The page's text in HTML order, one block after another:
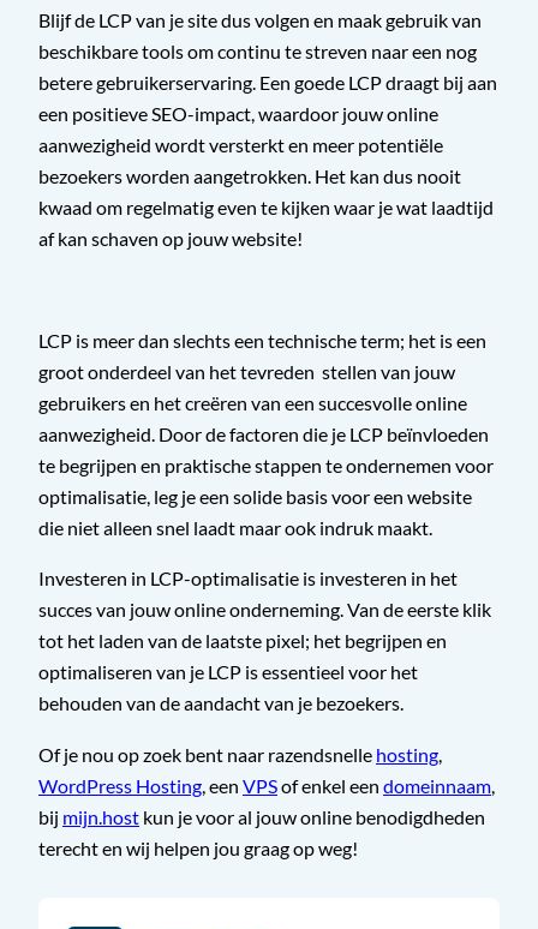
Blijf de LCP van je site dus volgen en maak gebruik van
beschikbare tools om continu te streven naar een nog
betere gebruikerservaring. Een goede LCP draagt bij aan
een positieve SEO-impact, waardoor jouw online
aanwezigheid wordt versterkt en meer potentiële
bezoekers worden aangetrokken. Het kan dus nooit
kwaad om regelmatig even te kijken waar je wat laadtijd
af kan schaven op jouw website!
LCP is meer dan slechts een technische term; het is een
groot onderdeel van het tevreden stellen van jouw
gebruikers en het creëren van een succesvolle online
aanwezigheid. Door de factoren die je LCP beïnvloeden
te begrijpen en praktische stappen te ondernemen voor
optimalisatie, leg je een solide basis voor een website
die niet alleen snel laadt maar ook indruk maakt.
Investeren in LCP-optimalisatie is investeren in het
succes van jouw online onderneming. Van de eerste klik
tot het laden van de laatste pixel; het begrijpen en
optimaliseren van je LCP is essentieel voor het
behouden van de aandacht van je bezoekers.
Of je nou op zoek bent naar razendsnelle hosting
WordPress Hosting , een VPSof enkel een domeinnaam
bij mijn.host kun je voor al jouw online benodigdheden
terecht en wij helpen jou graag op weg!